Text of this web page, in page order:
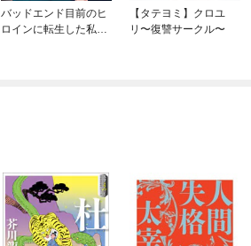
バッドエンド目前のヒ
ロインに転生した私、
【タテヨミ】クロユ
リ〜復讐サークル〜